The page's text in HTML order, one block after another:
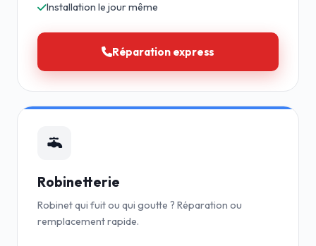
Installation le jour même
Réparation express
Robinetterie
Robinet qui fuit ou qui goutte ? Réparation ou
remplacement rapide.